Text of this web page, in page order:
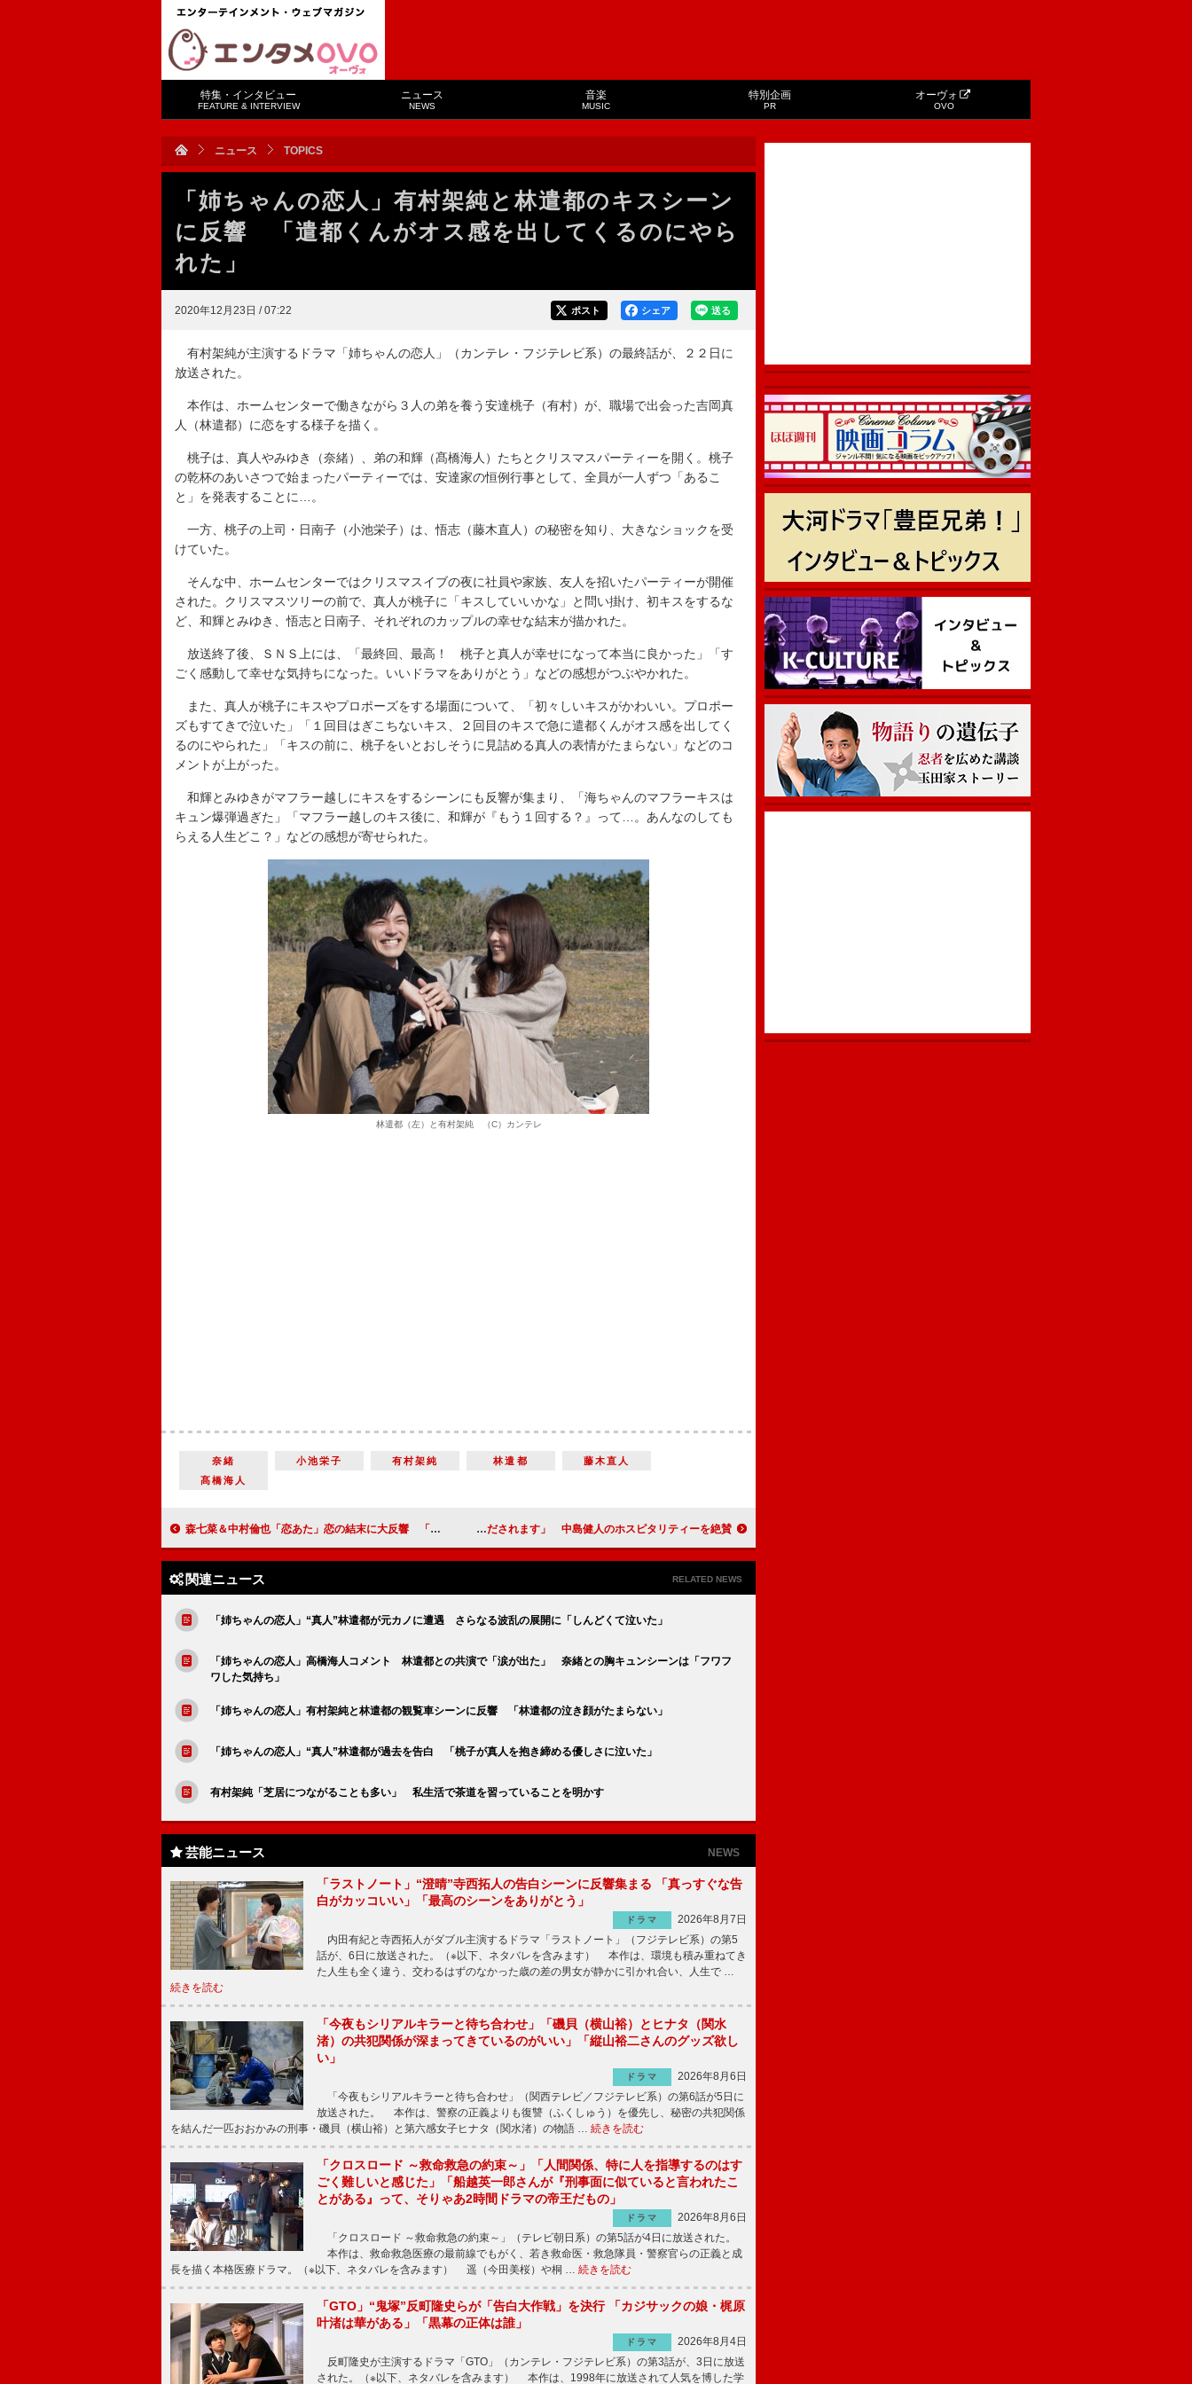
特集・インタビュー
FEATURE & INTERVIEW
ニュース
NEWS
音楽
MUSIC
特別企画
PR
オーヴォ
OVO
ニュース TOPICS
「姉ちゃんの恋人」有村架純と林遣都のキスシーン
に反響 「遣都くんがオス感を出してくるのにやら
れた」
2020年12月23日 / 07:22 送る
シェア
ポスト
有村架純が主演するドラマ「姉ちゃんの恋人」（カンテレ・フジテレビ系）の最終話が、２２日に
放送された。
本作は、ホームセンターで働きながら３人の弟を養う安達桃子（有村）が、職場で出会った吉岡真
人（林遣都）に恋をする様子を描く。
桃子は、真人やみゆき（奈緒）、弟の和輝（髙橋海人）たちとクリスマスパーティーを開く。桃子
の乾杯のあいさつで始まったパーティーでは、安達家の恒例行事として、全員が一人ずつ「あるこ
と」を発表することに…。
一方、桃子の上司・日南子（小池栄子）は、悟志（藤木直人）の秘密を知り、大きなショックを受
けていた。
そんな中、ホームセンターではクリスマスイブの夜に社員や家族、友人を招いたパーティーが開催
された。クリスマスツリーの前で、真人が桃子に「キスしていいかな」と問い掛け、初キスをするな
ど、和輝とみゆき、悟志と日南子、それぞれのカップルの幸せな結末が描かれた。
放送終了後、ＳＮＳ上には、「最終回、最高！ 桃子と真人が幸せになって本当に良かった」「す
ごく感動して幸せな気持ちになった。いいドラマをありがとう」などの感想がつぶやかれた。
また、真人が桃子にキスやプロポーズをする場面について、「初々しいキスがかわいい。プロポー
ズもすてきで泣いた」「１回目はぎこちないキス、２回目のキスで急に遣都くんがオス感を出してく
るのにやられた」「キスの前に、桃子をいとおしそうに見詰める真人の表情がたまらない」などのコ
メントが上がった。
和輝とみゆきがマフラー越しにキスをするシーンにも反響が集まり、「海ちゃんのマフラーキスは
キュン爆弾過ぎた」「マフラー越しのキス後に、和輝が『もう１回する？』って…。あんなのしても
らえる人生どこ？」などの感想が寄せられた。
林遣都（左）と有村架純 （C）カンテレ
奈緒 小池栄子 有村架純 林遣都
藤木直人
髙橋海人
森七菜＆中村倫也「恋あた」恋の結末に大反響 「キュンキュンしっ放し」 斎藤工「おじさん、ほだされます」 中島健人のホスピタリティーを絶賛
関連ニュース RELATED NEWS
「姉ちゃんの恋人」“真人”林遣都が元カノに遭遇 さらなる波乱の展開に「しんどくて泣いた」
「姉ちゃんの恋人」高橋海人コメント 林遣都との共演で「涙が出た」 奈緒との胸キュンシーンは「フワフ
ワした気持ち」
「姉ちゃんの恋人」有村架純と林遣都の観覧車シーンに反響 「林遣都の泣き顔がたまらない」
「姉ちゃんの恋人」“真人”林遣都が過去を告白 「桃子が真人を抱き締める優しさに泣いた」
有村架純「芝居につながることも多い」 私生活で茶道を習っていることを明かす
芸能ニュース NEWS
「ラストノート」“澄晴”寺西拓人の告白シーンに反響集まる 「真っすぐな告
白がカッコいい」「最高のシーンをありがとう」
ドラマ
2026年8月7日
内田有紀と寺西拓人がダブル主演するドラマ「ラストノート」（フジテレビ系）の第5
話が、6日に放送された。（※以下、ネタバレを含みます） 本作は、環境も積み重ねてき
た人生も全く違う、交わるはずのなかった歳の差の男女が静かに引かれ合い、人生で …
続きを読む
「今夜もシリアルキラーと待ち合わせ」「磯貝（横山裕）とヒナタ（関水
渚）の共犯関係が深まってきているのがいい」「縦山裕二さんのグッズ欲し
い」
ドラマ
2026年8月6日
「今夜もシリアルキラーと待ち合わせ」（関西テレビ／フジテレビ系）の第6話が5日に
放送された。 本作は、警察の正義よりも復讐（ふくしゅう）を優先し、秘密の共犯関係
を結んだ一匹おおかみの刑事・磯貝（横山裕）と第六感女子ヒナタ（関水渚）の物語 … 続きを読む
「クロスロード ～救命救急の約束～」「人間関係、特に人を指導するのはす
ごく難しいと感じた」「船越英一郎さんが『刑事面に似ていると言われたこ
とがある』って、そりゃあ2時間ドラマの帝王だもの」
ドラマ
2026年8月6日
「クロスロード ～救命救急の約束～」（テレビ朝日系）の第5話が4日に放送された。
本作は、救命救急医療の最前線でもがく、若き救命医・救急隊員・警察官らの正義と成
長を描く本格医療ドラマ。（※以下、ネタバレを含みます） 遥（今田美桜）や桐 … 続きを読む
「GTO」“鬼塚”反町隆史らが「告白大作戦」を決行 「カジサックの娘・梶原
叶渚は華がある」「黒幕の正体は誰」
ドラマ
2026年8月4日
反町隆史が主演するドラマ「GTO」（カンテレ・フジテレビ系）の第3話が、3日に放送
された。（※以下、ネタバレを含みます） 本作は、1998年に放送されて人気を博した学